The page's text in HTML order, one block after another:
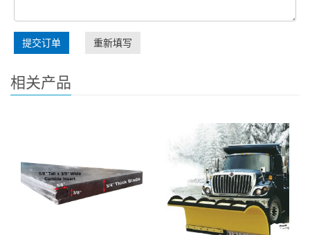
提交订单 重新填写
相关产品